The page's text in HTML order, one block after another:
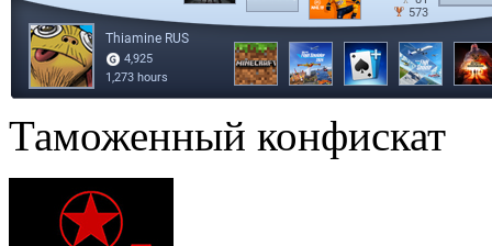
Таможенный конфискат